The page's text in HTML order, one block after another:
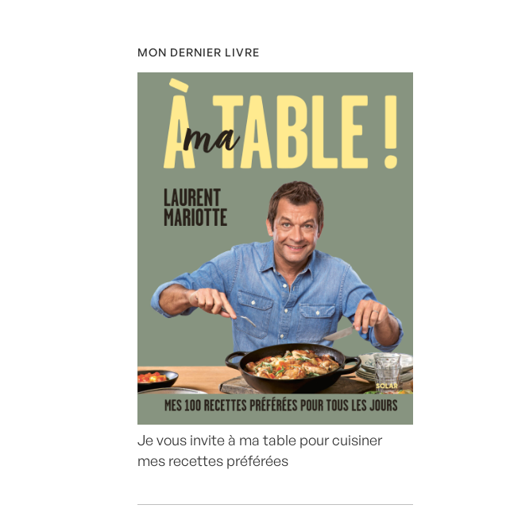
MON DERNIER LIVRE
Je vous invite à ma table pour cuisiner
mes recettes préférées